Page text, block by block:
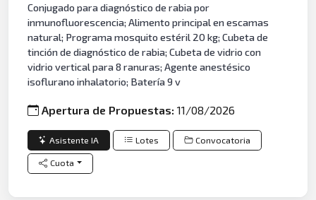
Conjugado para diagnóstico de rabia por
inmunofluorescencia; Alimento principal en escamas
natural; Programa mosquito estéril 20 kg; Cubeta de
tinción de diagnóstico de rabia; Cubeta de vidrio con
vidrio vertical para 8 ranuras; Agente anestésico
isoflurano inhalatorio; Batería 9 v
Apertura de Propuestas:11/08/2026
Asistente IA Lotes Convocatoria
Cuota